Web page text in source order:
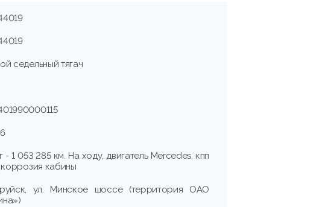
седельный тягач
- 1 053 285 км. На ходу, двигатель Mercedes, кпп
коррозия кабины
ул. Минское шоссе (территория ОАО